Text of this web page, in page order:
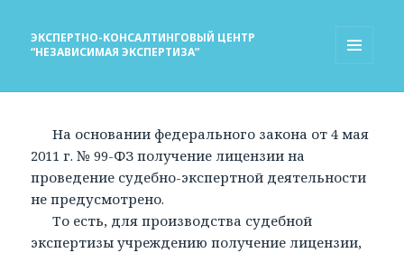
ЭКСПЕРТНО-КОНСАЛТИНГОВЫЙ ЦЕНТР
“НЕЗАВИСИМАЯ ЭКСПЕРТИЗА”
На основании федерального закона от 4 мая
2011 г. № 99-ФЗ получение лицензии на
проведение судебно-экспертной деятельности
не предусмотрено.
То есть, для производства судебной
экспертизы учреждению получение лицензии,